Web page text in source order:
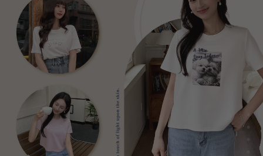
襯衫 褲裙 冰感
涼感